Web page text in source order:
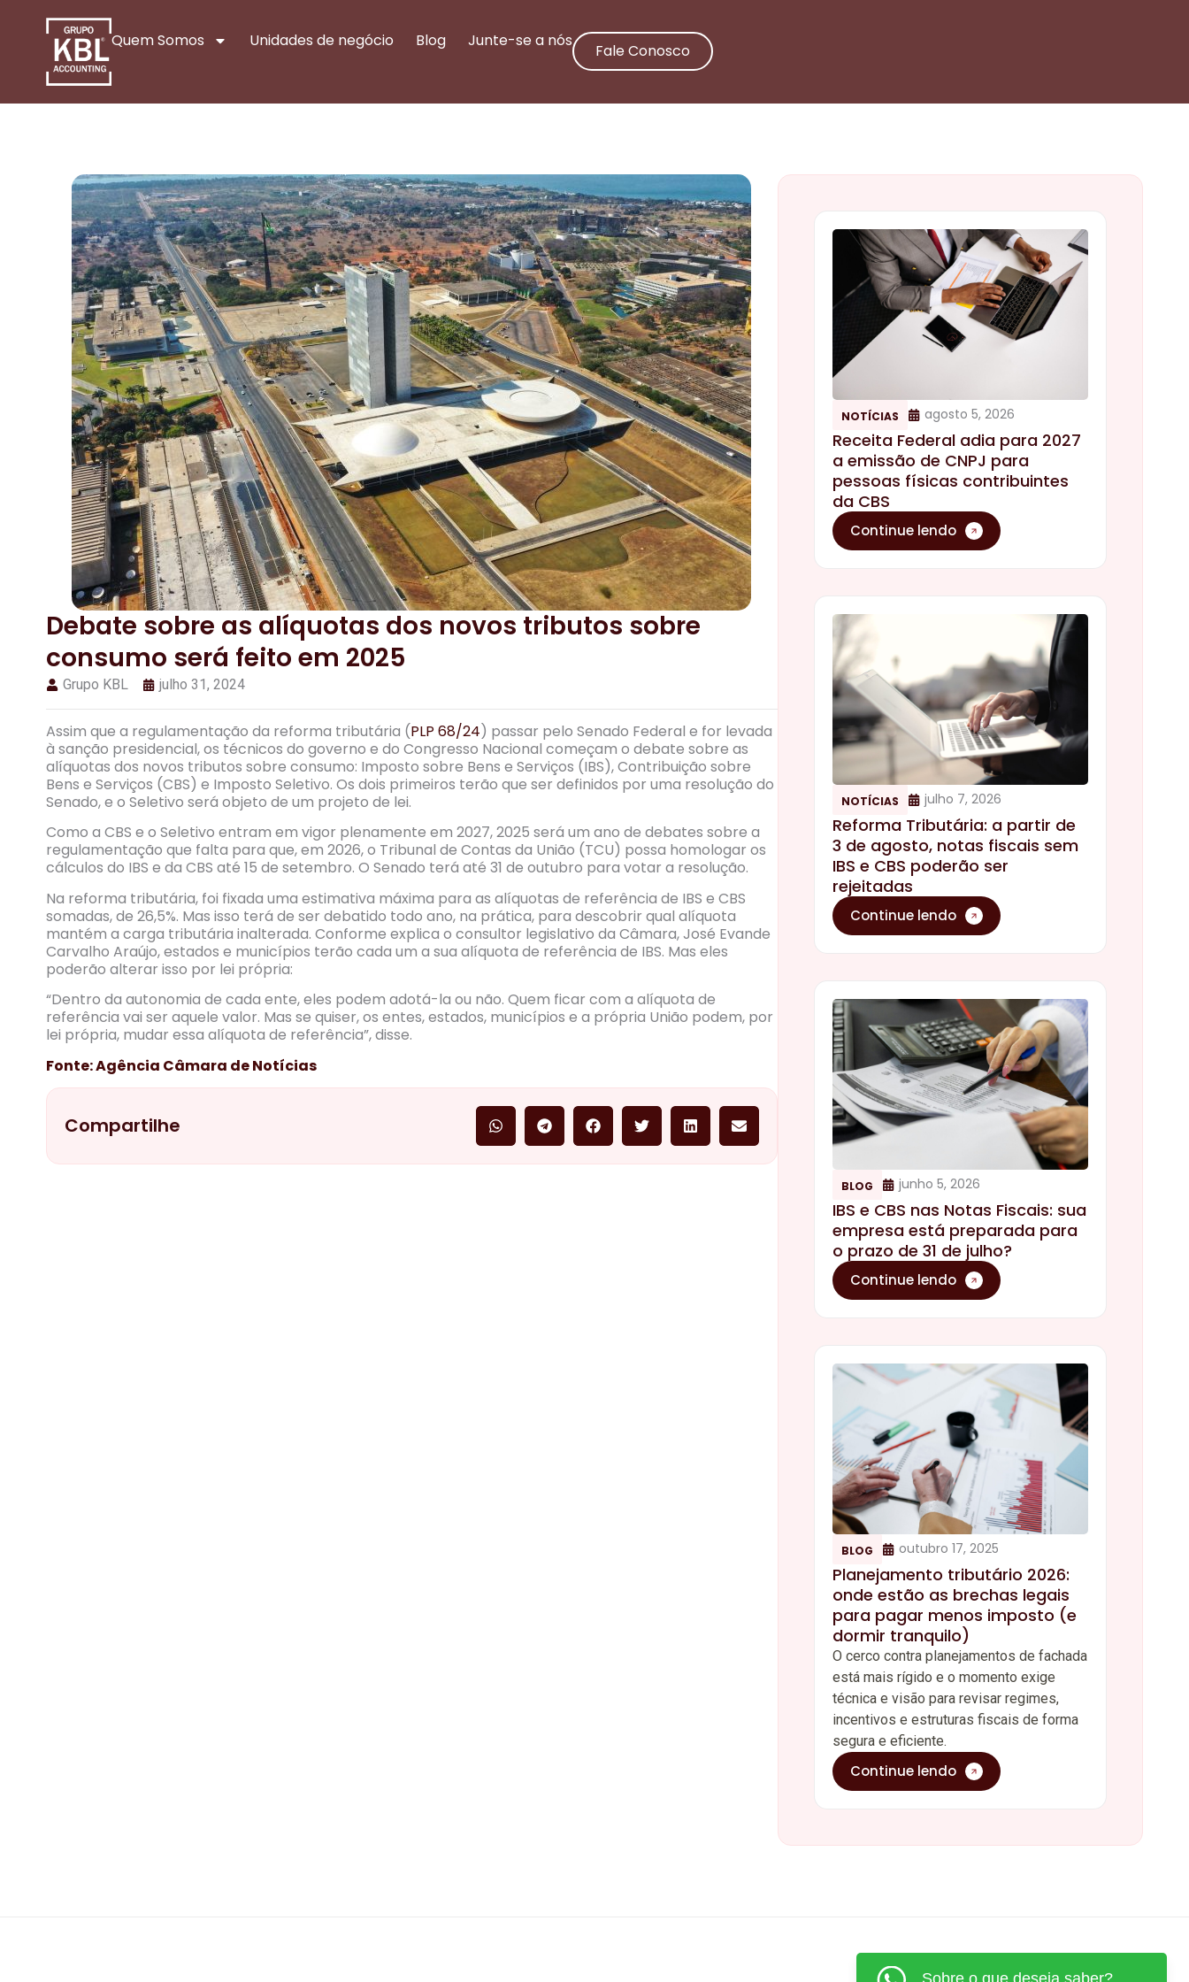
Quem Somos Unidades de negócio Blog Junte-se a nós
Fale Conosco
NOTÍCIAS agosto 5, 2026
Receita Federal adia para 2027
a emissão de CNPJ para
pessoas físicas contribuintes
da CBS
Continue lendo
NOTÍCIAS julho 7, 2026
Reforma Tributária: a partir de
3 de agosto, notas fiscais sem
IBS e CBS poderão ser
rejeitadas
Continue lendo
BLOG junho 5, 2026
IBS e CBS nas Notas Fiscais: sua
empresa está preparada para
o prazo de 31 de julho?
Continue lendo
BLOG outubro 17, 2025
Planejamento tributário 2026:
onde estão as brechas legais
para pagar menos imposto (e
dormir tranquilo)
O cerco contra planejamentos de fachada
está mais rígido e o momento exige
técnica e visão para revisar regimes,
incentivos e estruturas fiscais de forma
segura e eficiente.
Continue lendo
Debate sobre as alíquotas dos novos tributos sobre
consumo será feito em 2025
Grupo KBL julho 31, 2024
Assim que a regulamentação da reforma tributária (PLP 68/24) passar pelo Senado Federal e for levada
à sanção presidencial, os técnicos do governo e do Congresso Nacional começam o debate sobre as
alíquotas dos novos tributos sobre consumo: Imposto sobre Bens e Serviços (IBS), Contribuição sobre
Bens e Serviços (CBS) e Imposto Seletivo. Os dois primeiros terão que ser definidos por uma resolução do
Senado, e o Seletivo será objeto de um projeto de lei.
Como a CBS e o Seletivo entram em vigor plenamente em 2027, 2025 será um ano de debates sobre a
regulamentação que falta para que, em 2026, o Tribunal de Contas da União (TCU) possa homologar os
cálculos do IBS e da CBS até 15 de setembro. O Senado terá até 31 de outubro para votar a resolução.
Na reforma tributária, foi fixada uma estimativa máxima para as alíquotas de referência de IBS e CBS
somadas, de 26,5%. Mas isso terá de ser debatido todo ano, na prática, para descobrir qual alíquota
mantém a carga tributária inalterada. Conforme explica o consultor legislativo da Câmara, José Evande
Carvalho Araújo, estados e municípios terão cada um a sua alíquota de referência de IBS. Mas eles
poderão alterar isso por lei própria:
“Dentro da autonomia de cada ente, eles podem adotá-la ou não. Quem ficar com a alíquota de
referência vai ser aquele valor. Mas se quiser, os entes, estados, municípios e a própria União podem, por
lei própria, mudar essa alíquota de referência”, disse.
Fonte: Agência Câmara de Notícias
Compartilhe
Sobre o que deseja saber?